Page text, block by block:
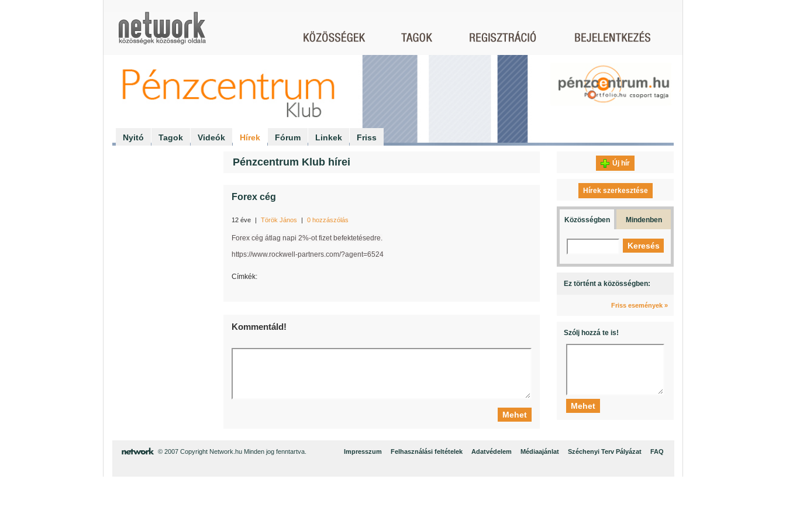
Nyitó Tagok Videók Hírek Fórum Linkek Friss
Pénzcentrum Klub hírei
Forex cég
12 éve | Török János | 0 hozzászólás
Forex cég átlag napi 2%-ot fizet befektetésedre.
https://www.rockwell-partners.com/?agent=6524
Címkék:
Kommentáld!
Új hír
Hírek szerkesztése
Közösségben Mindenben
Ez történt a közösségben:
Friss események »
Szólj hozzá te is!
© 2007 Copyright Network.hu Minden jog fenntartva. Impresszum Felhasználási feltételek Adatvédelem Médiaajánlat Széchenyi Terv Pályázat FAQ